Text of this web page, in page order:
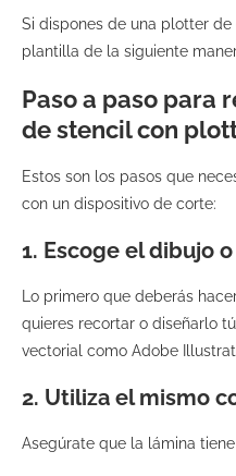
Si dispones de una plotter
plantilla de la siguiente
Paso a paso para
de stencil con
Estos son los pasos que
con un dispositivo de corte:
1. Escoge el dibujo
Lo primero que deberás
quieres recortar o diseñarlo
vectorial como Adobe
2. Utiliza el mismo
Asegúrate que la lámina